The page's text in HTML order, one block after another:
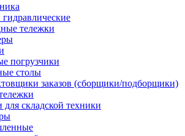
тележки
погрузчики
столы
заказов (сборщики/подборщики)
для складской техники